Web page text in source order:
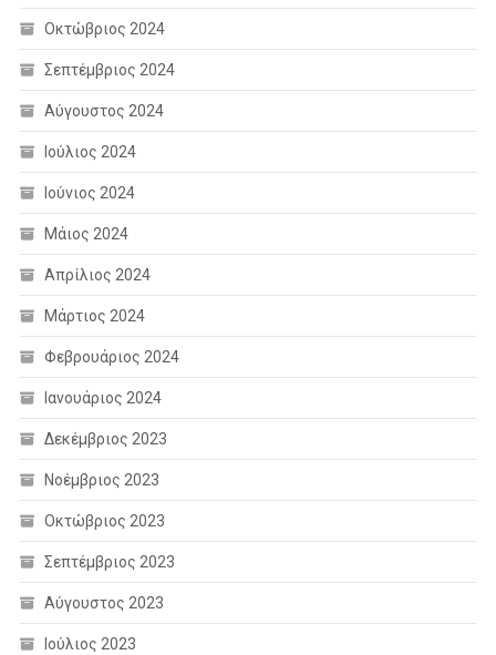
Οκτώβριος 2024
Σεπτέμβριος 2024
Αύγουστος 2024
Ιούλιος 2024
Ιούνιος 2024
Μάιος 2024
Απρίλιος 2024
Μάρτιος 2024
Φεβρουάριος 2024
Ιανουάριος 2024
Δεκέμβριος 2023
Νοέμβριος 2023
Οκτώβριος 2023
Σεπτέμβριος 2023
Αύγουστος 2023
Ιούλιος 2023